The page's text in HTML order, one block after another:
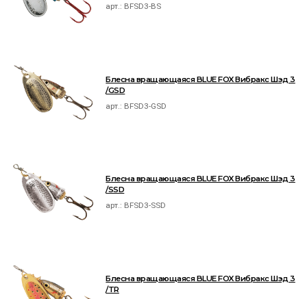
арт.: BFSD3-BS
Блесна вращающаяся BLUE FOX Вибракс Шэд 3
/GSD
арт.: BFSD3-GSD
Блесна вращающаяся BLUE FOX Вибракс Шэд 3
/SSD
арт.: BFSD3-SSD
Блесна вращающаяся BLUE FOX Вибракс Шэд 3
/TR